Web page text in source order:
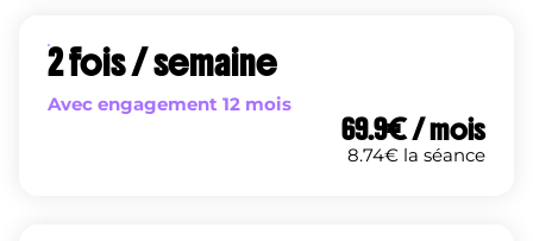
2 fois / semaine
Avec engagement 12 mois
69.9€ / mois
8.74€ la séance